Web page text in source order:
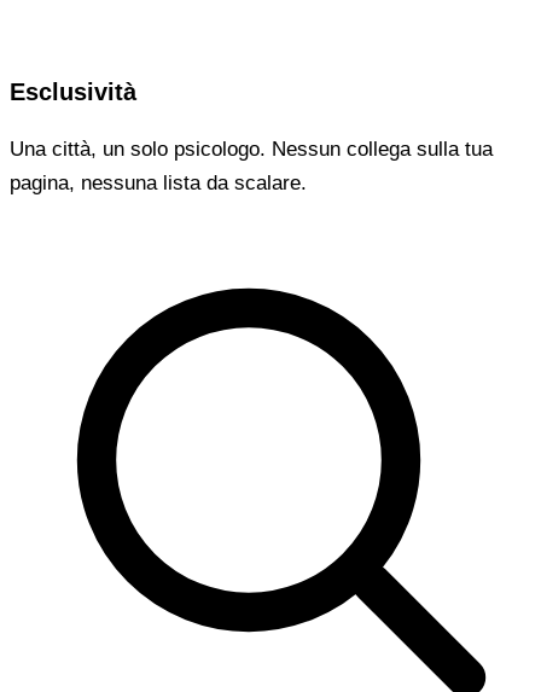
Esclusività
Una città, un solo psicologo. Nessun collega sulla tua
pagina, nessuna lista da scalare.